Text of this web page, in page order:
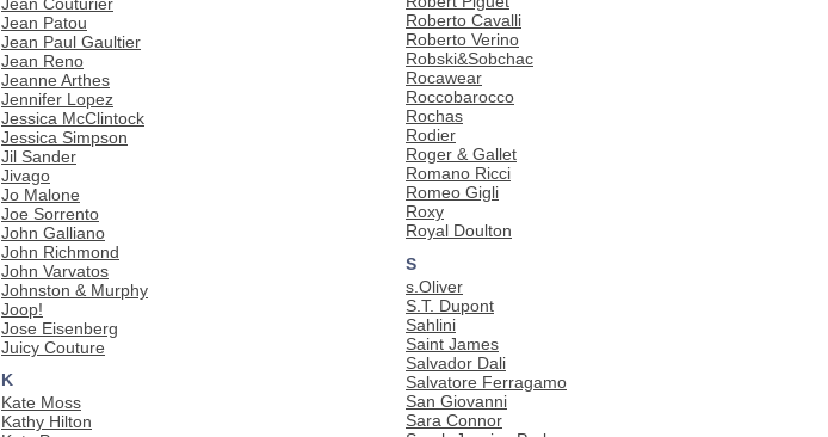
Jean Patou
Jean Paul Gaultier
Jean Reno
Jeanne Arthes
Jennifer Lopez
Jessica McClintock
Jessica Simpson
Jil Sander
Jivago
Jo Malone
Joe Sorrento
John Galliano
John Richmond
John Varvatos
Johnston & Murphy
Joop!
Jose Eisenberg
Juicy Couture
K
Kate Moss
Kathy Hilton
Roberto Cavalli
Roberto Verino
Robski&Sobchac
Rocawear
Roccobarocco
Rochas
Rodier
Roger & Gallet
Romano Ricci
Romeo Gigli
Roxy
Royal Doulton
S
s.Oliver
S.T. Dupont
Sahlini
Saint James
Salvador Dali
Salvatore Ferragamo
San Giovanni
Sara Connor